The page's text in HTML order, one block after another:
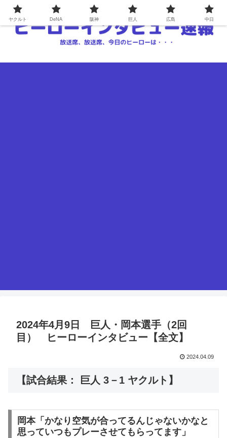
2024年4月9日 巨人・岡本選手（2回
目） ヒーローインタビュー【全文】
2024.04.09
【試合結果： 巨人 3－1 ヤクルト】
岡本「かなり空気が合ってるんじゃないかなと
思っていつもプレーさせてもらってます」
ヤクルト DeNA 阪神 巨人 広島 中日